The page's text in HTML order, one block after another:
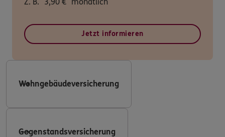
Jetzt informieren
Wohngebäudeversicherung
Gegenstandsversicherung